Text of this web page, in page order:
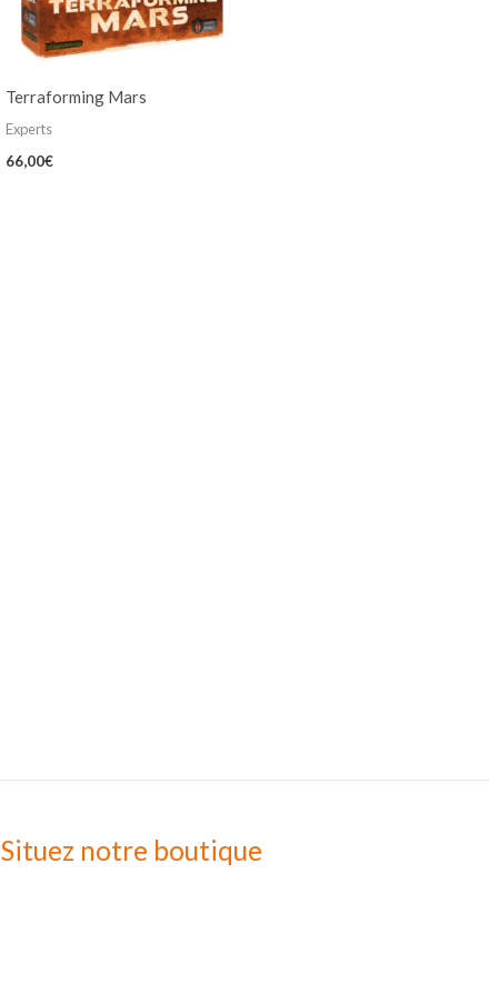
Terraforming Mars
Experts
66,00€
Situez notre boutique